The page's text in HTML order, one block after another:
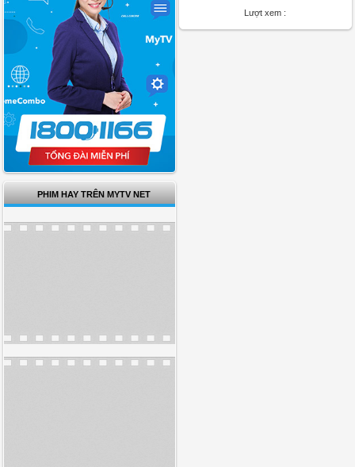
PHIM HAY TRÊN MYTV NET
Lượt xem :